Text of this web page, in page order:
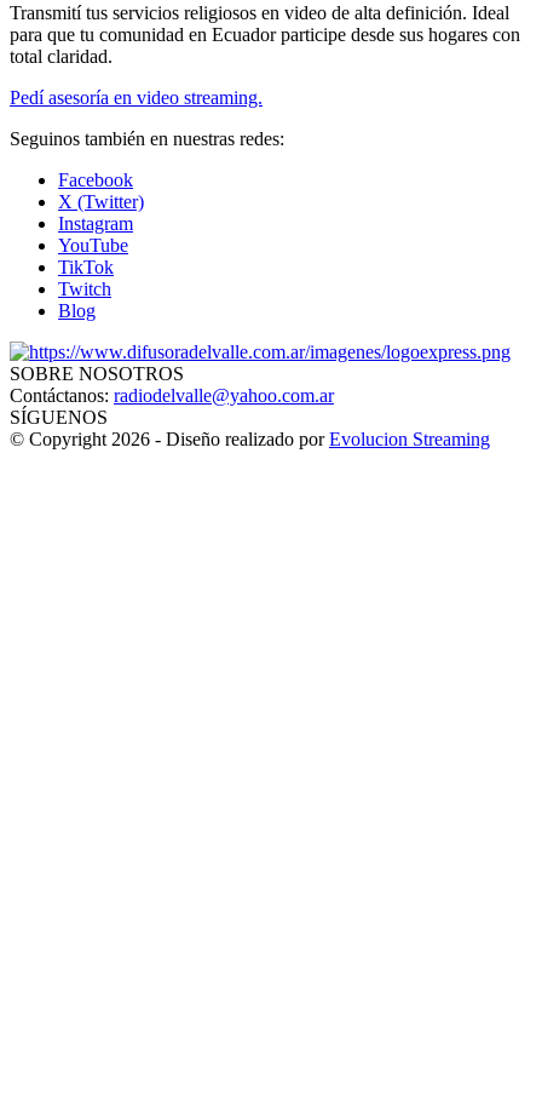
Transmití tus servicios religiosos en video de alta definición. Ideal
para que tu comunidad en Ecuador participe desde sus hogares con
total claridad.
Pedí asesoría en video streaming.
Seguinos también en nuestras redes:
Facebook
X (Twitter)
Instagram
YouTube
TikTok
Twitch
Blog
SOBRE NOSOTROS
Contáctanos: radiodelvalle@yahoo.com.ar
SÍGUENOS
© Copyright 2026 - Diseño realizado porEvolucion Streaming